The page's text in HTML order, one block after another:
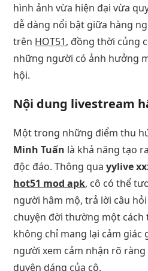
hình ảnh vừa hiện đại vừa
dễ dàng nổi bật giữa hàng
trên HOT51, đồng thời củng
những người có ảnh hưởng
hội.
Nội dung livestream
Một trong những điểm thu
Minh Tuấn là khả năng tạo
độc đáo. Thông quayylive
hot51 mod apk, cô có thể
người hâm mộ, trả lời câu
chuyện đời thường một
không chỉ mang lại cảm giác
người xem cảm nhận rõ
duyên dáng của cô.